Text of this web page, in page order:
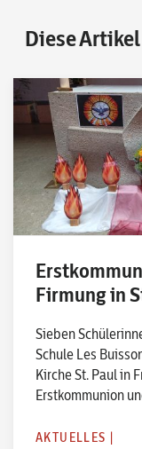
Diese
Firmung in
Sieben
Schule Les
Kirche St. Paul in
Erstkommunion
AKTUELLES |